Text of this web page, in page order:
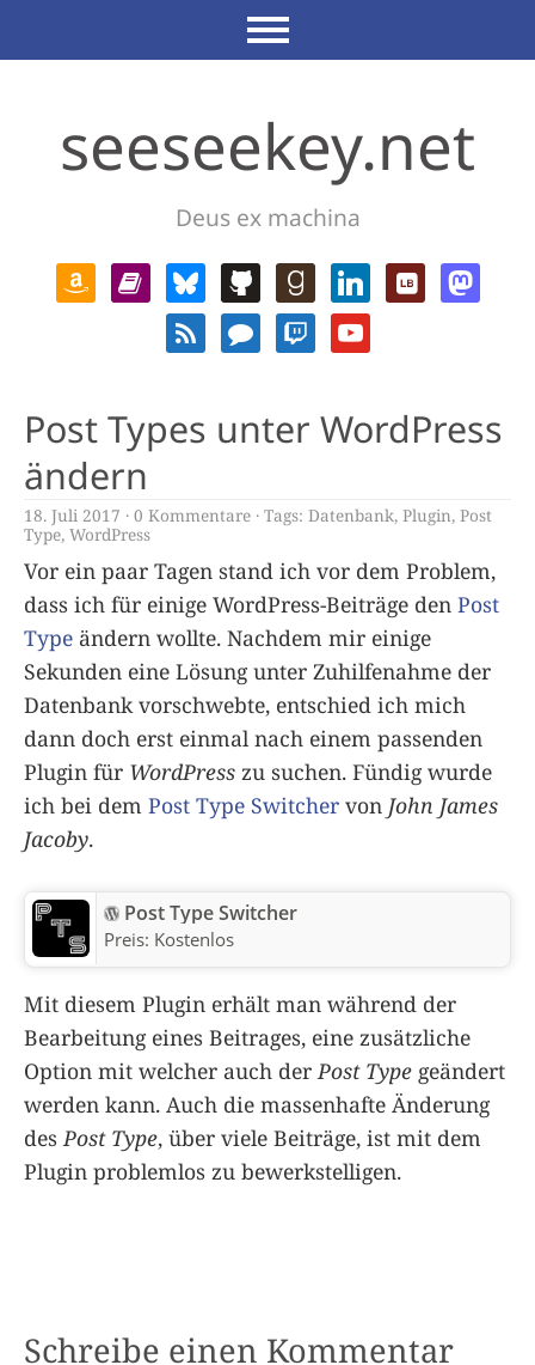
seeseekey.net
Deus ex machina
Post Types unter WordPress
ändern
18. Juli 2017 0 Kommentare Tags: Datenbank, Plugin, Post
Type, WordPress
Vor ein paar Tagen stand ich vor dem Problem,
dass ich für einige WordPress-Beiträge den Post
Type ändern wollte. Nachdem mir einige
Sekunden eine Lösung unter Zuhilfenahme der
Datenbank vorschwebte, entschied ich mich
dann doch erst einmal nach einem passenden
Plugin für WordPress zu suchen. Fündig wurde
ich bei dem Post Type Switcher von John James
Jacoby.
Post Type Switcher
Preis: Kostenlos
Mit diesem Plugin erhält man während der
Bearbeitung eines Beitrages, eine zusätzliche
Option mit welcher auch der Post Type geändert
werden kann. Auch die massenhafte Änderung
des Post Type, über viele Beiträge, ist mit dem
Plugin problemlos zu bewerkstelligen.
Schreibe einen Kommentar